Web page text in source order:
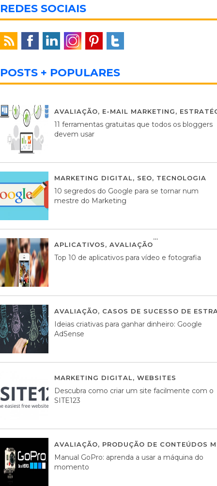
REDES SOCIAIS
POSTS + POPULARES
AVALIAÇÃO, E-MAIL MARKETING,
11 ferramentas gratuitas que todos os bloggers
devem usar
MARKETING DIGITAL, SEO, TECNOLOGIA
10 segredos do Google para se tornar num
mestre do Marketing
APLICATIVOS, AVALIAÇÃO
Top 10 de aplicativos para vídeo e fotografia
AVALIAÇÃO, CASOS DE SUCESSO DE
Ideias criativas para ganhar dinheiro: Google
AdSense
MARKETING DIGITAL, WEBSITES
Descubra como criar um site facilmente com o
SITE123
AVALIAÇÃO, PRODUÇÃO DE CONTEÚDOS
Manual GoPro: aprenda a usar a máquina do
momento